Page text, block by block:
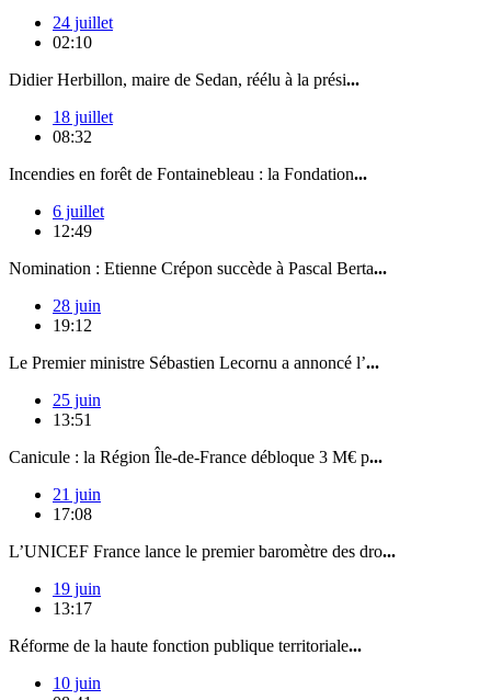
24 juillet
02:10
Didier Herbillon, maire de Sedan, réélu à la prési...
18 juillet
08:32
Incendies en forêt de Fontainebleau : la Fondation...
6 juillet
12:49
Nomination : Etienne Crépon succède à Pascal Berta...
28 juin
19:12
Le Premier ministre Sébastien Lecornu a annoncé l’...
25 juin
13:51
Canicule : la Région Île-de-France débloque 3 M€ p...
21 juin
17:08
L’UNICEF France lance le premier baromètre des dro...
19 juin
13:17
Réforme de la haute fonction publique territoriale...
10 juin